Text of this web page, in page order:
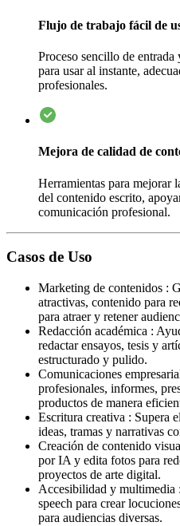
Flujo de trabajo fácil de
Proceso sencillo de
para usar al instante,
profesionales.
Mejora de calidad de
Herramientas para mejorar
del contenido escrito,
comunicación profesional.
Casos de Uso
Marketing de contenidos :
atractivas, contenido para
para atraer y retener
Redacción académica :
redactar ensayos, tesis y
estructurado y pulido.
Comunicaciones
profesionales, informes,
productos de manera
Escritura creativa : Supera
ideas, tramas y narrativas
Creación de contenido
por IA y edita fotos para
proyectos de arte digital.
Accesibilidad y multimedia :
speech para crear
para audiencias diversas.